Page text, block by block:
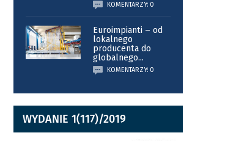
KOMENTARZY: 0
Euroimpianti – od
lokalnego
producenta do
globalnego...
KOMENTARZY: 0
WYDANIE 1(117)/2019